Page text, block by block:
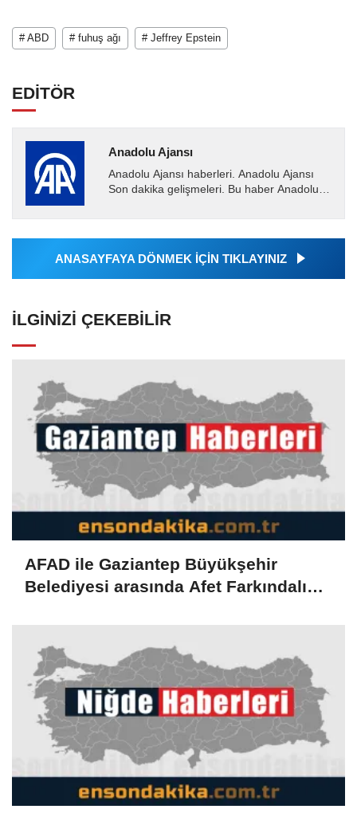
# ABD # fuhuş ağı # Jeffrey Epstein
EDİTÖR
Anadolu Ajansı
Anadolu Ajansı haberleri. Anadolu Ajansı
Son dakika gelişmeleri. Bu haber Anadolu
Ajansı tarafından...
ANASAYFAYA DÖNMEK İÇİN TIKLAYINIZ
İLGINIZI ÇEKEBILIR
AFAD ile Gaziantep Büyükşehir
Belediyesi arasında Afet Farkındalık
protokolü